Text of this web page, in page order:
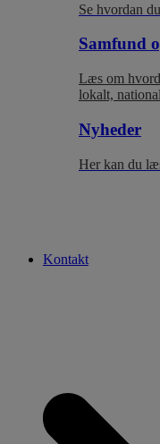
Se hvordan
Samfund
Læs om
lokalt,
Nyheder
Her kan du
Kontakt